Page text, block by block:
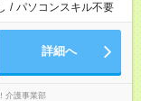
/ パソコンスキル不要
詳細へ
介護事業部